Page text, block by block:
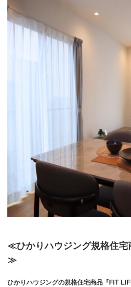
≪ひかりハウジング規格住宅
≫
ひかりハウジングの規格住宅商品『FIT